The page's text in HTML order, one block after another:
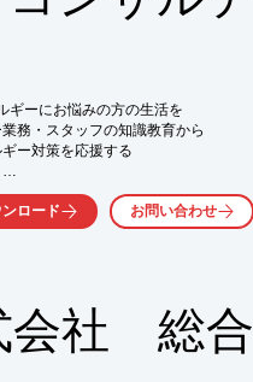
ギーにお悩みの方の生活を
務・スタッフの知識教育から
ー対策を応援する
アレルギーに配慮した
せていただきます。
お寄せください
践
ロード お問い合わせ
会社 総合